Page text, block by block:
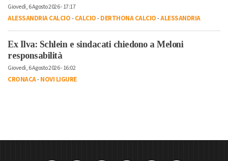
Giovedì, 6 Agosto 2026 - 17:17
ALESSANDRIA CALCIO-CALCIO-DERTHONA CALCIO-ALESSANDRIA
Ex Ilva: Schlein e sindacati chiedono a Meloni
responsabilità
Giovedì, 6 Agosto 2026 - 16:02
CRONACA-NOVI LIGURE